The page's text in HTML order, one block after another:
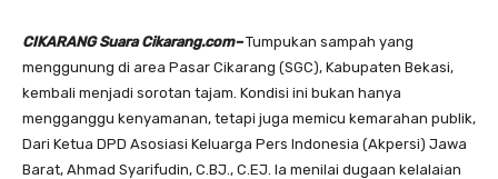
CIKARANG Suara Cikarang.com–Tumpukan sampah yang
menggunung di area Pasar Cikarang (SGC), Kabupaten Bekasi,
kembali menjadi sorotan tajam. Kondisi ini bukan hanya
mengganggu kenyamanan, tetapi juga memicu kemarahan publik,
Dari Ketua DPD Asosiasi Keluarga Pers Indonesia (Akpersi) Jawa
Barat, Ahmad Syarifudin, C.BJ., C.EJ. Ia menilai dugaan kelalaian